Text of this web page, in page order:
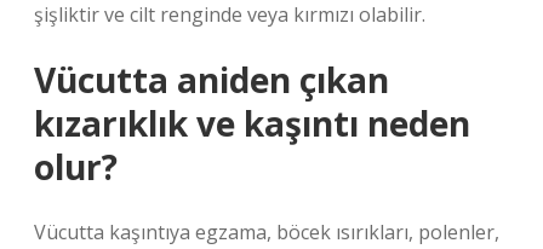
şişliktir ve cilt renginde veya kırmızı olabilir.
Vücutta aniden çıkan
kızarıklık ve kaşıntı neden
olur?
Vücutta kaşıntıya egzama, böcek ısırıkları, polenler,